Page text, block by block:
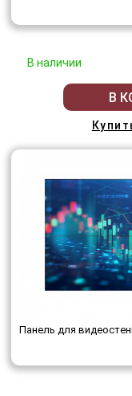
В наличии
В
Панель для